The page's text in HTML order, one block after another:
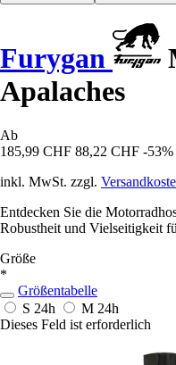
Furygan
Apalaches
Ab
185,99 CHF 88,22 CHF -53%
inkl. MwSt. zzgl.
Entdecken Sie die
Robustheit und Vielseitigkeit
Größe
*
Größentabelle
S 24h M 24h
Dieses Feld ist erforderlich